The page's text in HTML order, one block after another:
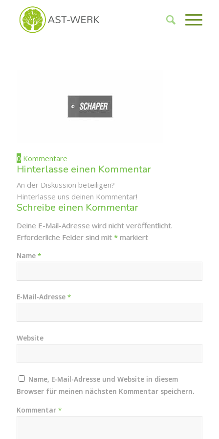
0 Kommentare
Hinterlasse einen Kommentar
An der Diskussion beteiligen?
Hinterlasse uns deinen Kommentar!
Schreibe einen Kommentar
Deine E-Mail-Adresse wird nicht veröffentlicht.
Erforderliche Felder sind mit *markiert
Name *
E-Mail-Adresse *
Website
Name, E-Mail-Adresse und Website in diesem
Browser für meinen nächsten Kommentar speichern.
Kommentar *